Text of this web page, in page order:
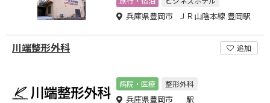
兵庫県豊岡市 ＪＲ山陰本線 豊岡駅
川端整形外科 追加
病院・医療 整形外科
兵庫県豊岡市 駅